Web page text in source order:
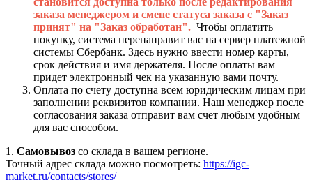
заказа менеджером и смене статуса заказа с "Заказ
принят" на "Заказ обработан". Чтобы оплатить
покупку, система перенаправит вас на сервер платежной
системы Сбербанк. Здесь нужно ввести номер карты,
срок действия и имя держателя. После оплаты вам
придет электронный чек на указанную вами почту.
Оплата по счету доступна всем юридическим лицам при
заполнении реквизитов компании. Наш менеджер после
согласования заказа отправит вам счет любым удобным
для вас способом.
1. Самовывоз со склада в вашем регионе.
Точный адрес склада можно посмотреть: https://igc-
market.ru/contacts/stores/